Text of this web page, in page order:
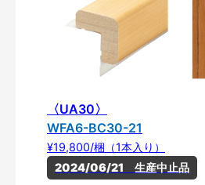
〈UA30〉
WFA6-BC30-21
¥19,800/梱（1本入り）
2024/06/21　生産中止品